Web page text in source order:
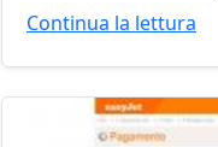
Continua la lettura